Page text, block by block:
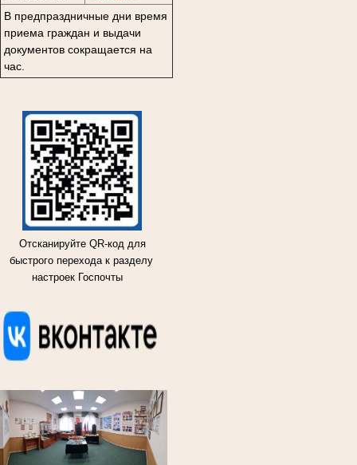
В предпраздничные дни время
приема граждан и выдачи
документов сокращается на
час.
Отсканируйте QR-код для
быстрого перехода к разделу
настроек Госпочты